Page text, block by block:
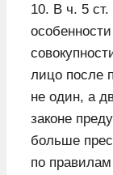
10. В ч. 5
лицо после
не один, а
законе
больше
по правилам